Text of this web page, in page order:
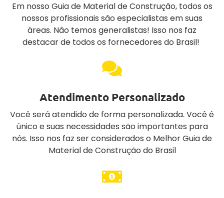
Em nosso Guia de Material de Construção, todos os
nossos profissionais são especialistas em suas
áreas. Não temos generalistas! Isso nos faz
destacar de todos os fornecedores do Brasil!
Atendimento Personalizado
Você será atendido de forma personalizada. Você é
único e suas necessidades são importantes para
nós. Isso nos faz ser considerados o Melhor Guia de
Material de Construção do Brasil